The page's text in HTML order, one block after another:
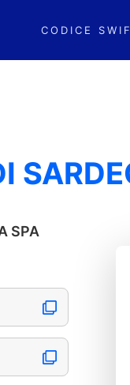
CODICE
SPA